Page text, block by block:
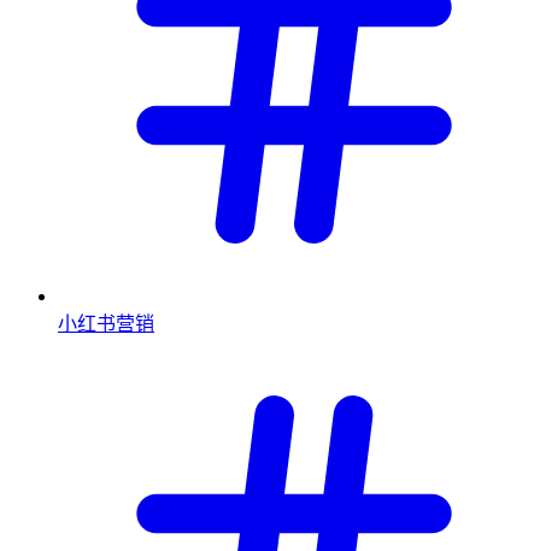
小红书营销